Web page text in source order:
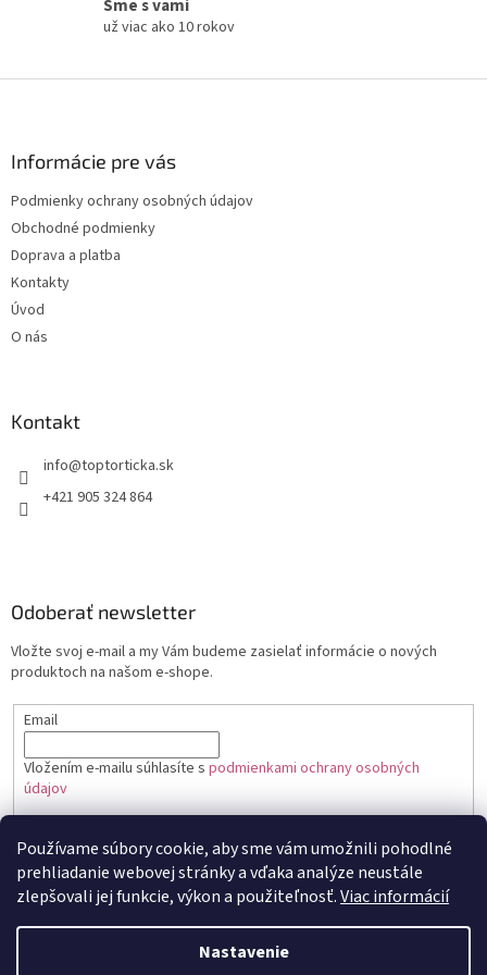
Používame súbory cookie, aby sme vám umožnili pohodlné
prehliadanie webovej stránky a vďaka analýze neustále
zlepšovali jej funkcie, výkon a použiteľnosť.Viac informácií
Nastavenie
Sme s vami
už viac ako 10 rokov
Informácie pre vás
Podmienky ochrany osobných údajov
Obchodné podmienky
Doprava a platba
Kontakty
Úvod
O nás
Kontakt
+421 905 324 864
Odoberať newsletter
Vložte svoj e-mail a my Vám budeme zasielať informácie o nových
produktoch na našom e-shope.
Email
Vložením e-mailu súhlasíte s podmienkami ochrany osobných
údajov
PRIHLÁSIŤ SA